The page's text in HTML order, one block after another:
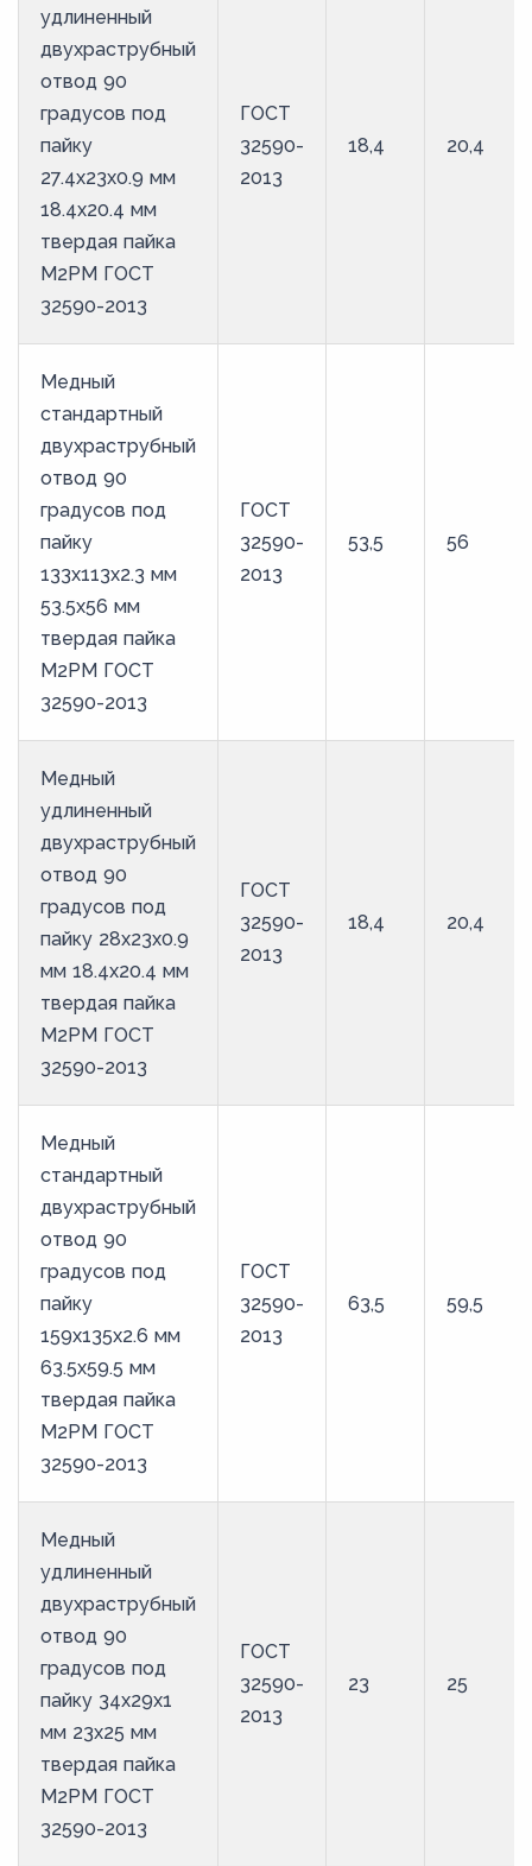
удлиненный
двухраструбный
отвод 90
градусов под
пайку
27.4х23х0.9 мм
18.4х20.4 мм
твердая пайка
М2РМ ГОСТ
32590-2013
ГОСТ
32590-
2013
18,4 20,4
Медный
стандартный
двухраструбный
отвод 90
градусов под
пайку
133х113х2.3 мм
53.5х56 мм
твердая пайка
М2РМ ГОСТ
32590-2013
ГОСТ
32590-
2013
53,5 56
Медный
удлиненный
двухраструбный
отвод 90
градусов под
пайку 28х23х0.9
мм 18.4х20.4 мм
твердая пайка
М2РМ ГОСТ
32590-2013
ГОСТ
32590-
2013
18,4 20,4
Медный
стандартный
двухраструбный
отвод 90
градусов под
пайку
159х135х2.6 мм
63.5х59.5 мм
твердая пайка
М2РМ ГОСТ
32590-2013
ГОСТ
32590-
2013
63,5 59,5
Медный
удлиненный
двухраструбный
отвод 90
градусов под
пайку 34х29х1
мм 23х25 мм
твердая пайка
М2РМ ГОСТ
32590-2013
ГОСТ
32590-
2013
23 25